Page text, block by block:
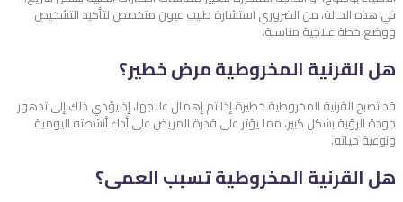
في هذه الحالة، من الضروري استشارة طبيب عيون متخصص لتأكيد التشخيص
ووضع خطة علاجية مناسبة.
هل القرنية المخروطية مرض خطير؟
قد تصبح القرنية المخروطية خطيرة إذا تم إهمال علاجها، إذ يؤدي ذلك إلى تدهور
جودة الرؤية بشكل كبير، مما يؤثر على قدرة المريض على أداء أنشطته اليومية
ونوعية حياته.
هل القرنية المخروطية تسبب العمى؟